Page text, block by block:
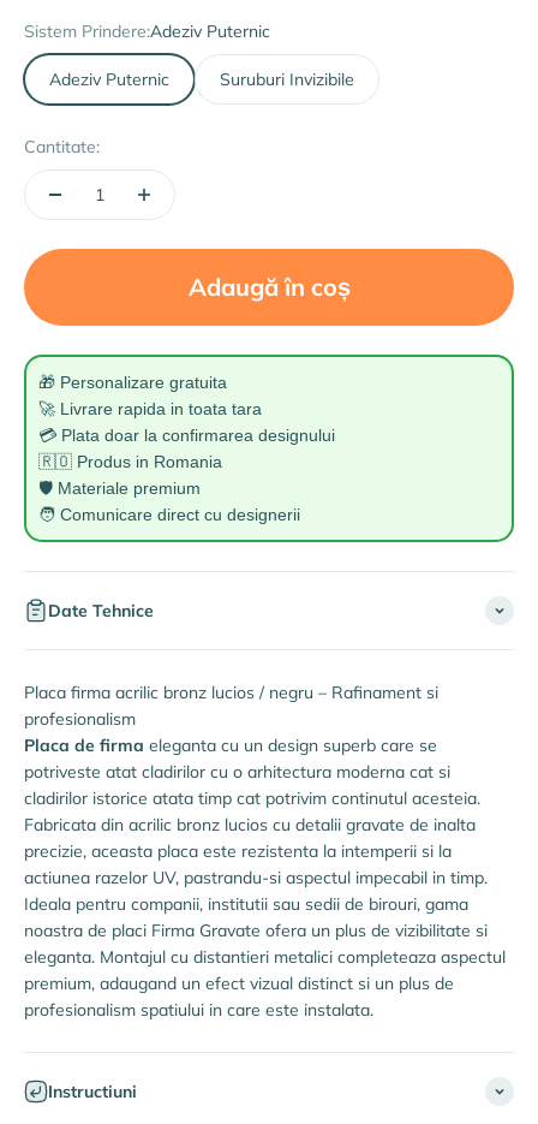
Sistem Prindere:Adeziv Puternic
Adeziv Puternic Suruburi Invizibile
Cantitate:
Adaugă în coș
🎁 Personalizare gratuita
🚀 Livrare rapida in toata tara
💳 Plata doar la confirmarea designului
🇷🇴 Produs in Romania
🛡️ Materiale premium
🧑 Comunicare direct cu designerii
Date Tehnice
Placa firma acrilic bronz lucios / negru – Rafinament si
profesionalism
Placa de firma eleganta cu un design superb care se
potriveste atat cladirilor cu o arhitectura moderna cat si
cladirilor istorice atata timp cat potrivim continutul acesteia.
Fabricata din acrilic bronz lucios cu detalii gravate de inalta
precizie, aceasta placa este rezistenta la intemperii si la
actiunea razelor UV, pastrandu-si aspectul impecabil in timp.
Ideala pentru companii, institutii sau sedii de birouri, gama
noastra de placi Firma Gravate ofera un plus de vizibilitate si
eleganta. Montajul cu distantieri metalici completeaza aspectul
premium, adaugand un efect vizual distinct si un plus de
profesionalism spatiului in care este instalata.
Instructiuni